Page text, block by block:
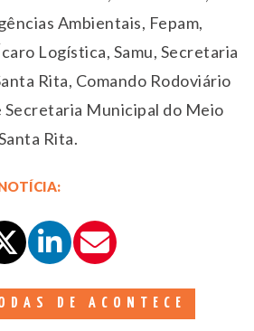
Ambientais, Fepam,
Logística, Samu, Secretaria
Rita, Comando Rodoviário
Municipal do Meio
Rita.
DE ACONTECE